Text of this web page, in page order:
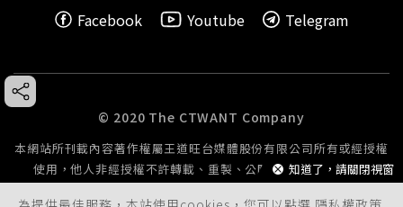
知道了，請關閉視窗
Facebook
Youtube Telegram
© 2020 The CTWANT Company
本網站所刊載內容著作權屬王道旺台媒體股份有限公司所有或經授權
使用，他人非經授權不許轉載、重製、公開播送或公開傳輸。